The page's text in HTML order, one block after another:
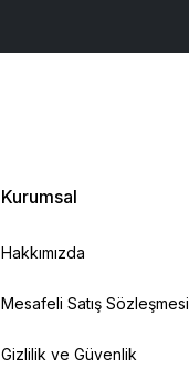
Kurumsal
Hakkımızda
Mesafeli Satış Sözleşmesi
Gizlilik ve Güvenlik